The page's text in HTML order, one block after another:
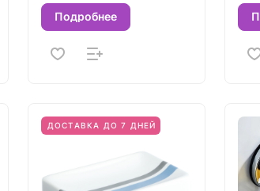
Подробнее
ДОСТАВКА ДО 7 ДНЕЙ